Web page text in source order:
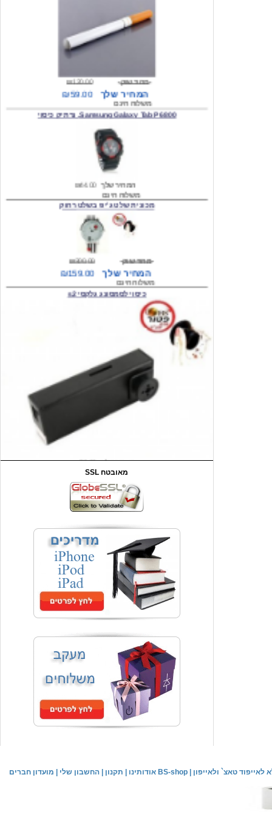
₪120.00
משלוח חינם
Samsung Galaxy Tab P6800, נרתיק כיסוי
המחיר שלך
משלוח חינם
₪300.00 מחיר שוק
₪159.00
כיסוי לסמסונג גלקסי s2
₪90.00 מחיר שוק
כיסוי אחורי לאייפון 4/4S
₪59.00
המחיר שלך
משלוח חינם
שעון יד אופנתי
₪59.00
המחיר שלך
משלוח חינם
שעון יד לילדים \ הלו קיטי - לבן
מחיר שוק
₪44.00 המחיר שלך
SSL מאובטח
מועדון חברים החשבון שלי תקנון אודותינו BS-shop טאצ` ולאייפון